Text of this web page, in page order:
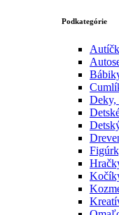
Podkategórie
Deky,